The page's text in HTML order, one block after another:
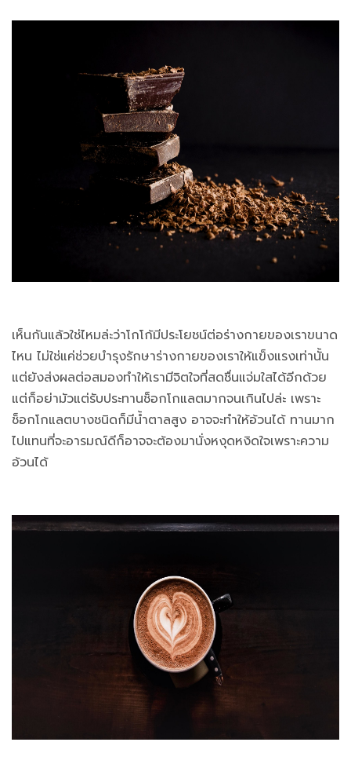
เห็นกันแล้วใช่ไหมล่ะว่าโกโก้มีประโยชน์ต่อร่างกายของเราขนาด
ไหน ไม่ใช่แค่ช่วยบำรุงรักษาร่างกายของเราให้แข็งแรงเท่านั้น
แต่ยังส่งผลต่อสมองทำให้เรามีจิตใจที่สดชื่นแจ่มใสได้อีกด้วย
แต่ก็อย่ามัวแต่รับประทานช็อกโกแลตมากจนเกินไปล่ะ เพราะ
ช็อกโกแลตบางชนิดก็มีน้ำตาลสูง อาจจะทำให้อ้วนได้ ทานมาก
ไปแทนที่จะอารมณ์ดีก็อาจจะต้องมานั่งหงุดหงิดใจเพราะความ
อ้วนได้